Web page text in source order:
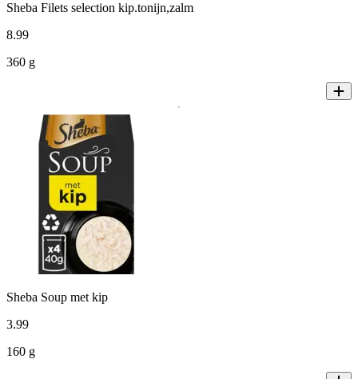
Sheba Filets selection kip.tonijn,zalm
8.99
360 g
Sheba Soup met kip
3.99
160 g